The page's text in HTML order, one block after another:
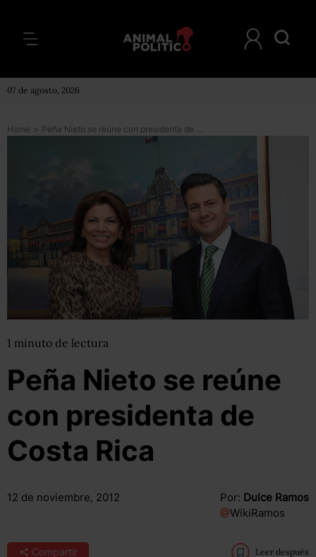
07 de agosto, 2026
Home > Peña Nieto se reúne con presidenta de Costa Rica
1 minuto de lectura
Peña Nieto se reúne
con presidenta de
Costa Rica
12 de noviembre, 2012 Por: Dulce Ramos
@WikiRamos
Compartir Leer después